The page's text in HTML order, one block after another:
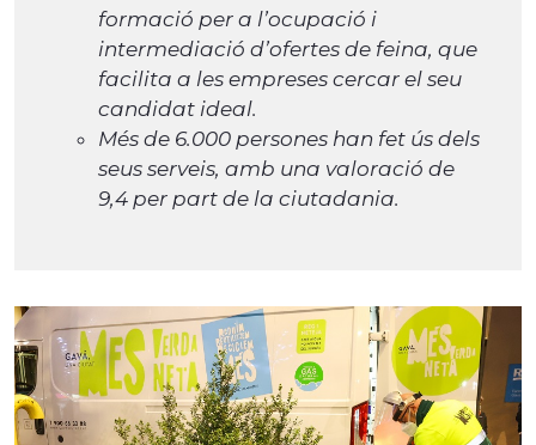
formació per a l’ocupació i
intermediació d’ofertes de feina, que
facilita a les empreses cercar el seu
candidat ideal.
Més de 6.000 persones han fet ús dels
seus serveis, amb una valoració de
9,4 per part de la ciutadania.